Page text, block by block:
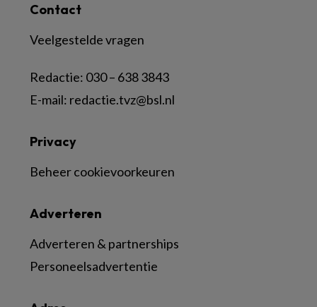
Contact
Veelgestelde vragen
Redactie: 030 – 638 3843
E-mail: redactie.tvz@bsl.nl
Adverteren
Adverteren & partnerships
Personeelsadvertentie
Privacy
Beheer cookievoorkeuren